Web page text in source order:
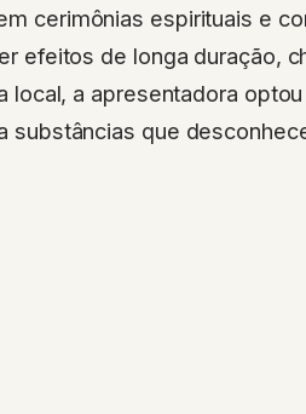
cerimônias espirituais e
efeitos de longa duração,
local, a apresentadora
substâncias que